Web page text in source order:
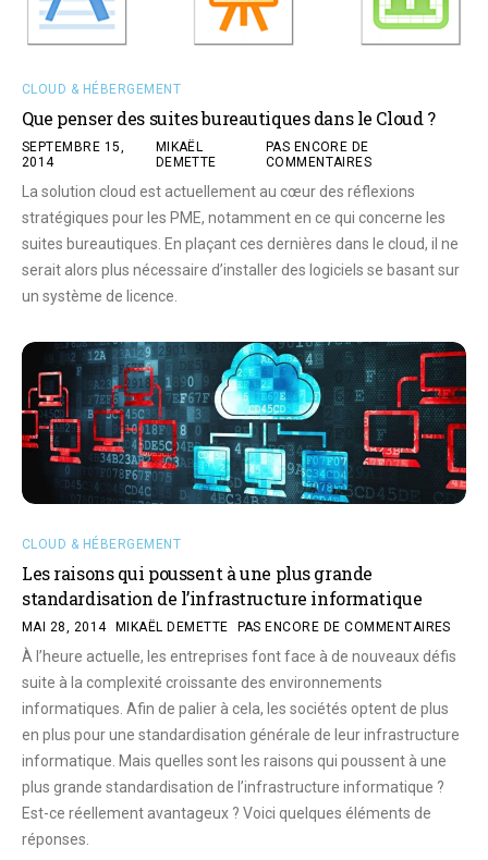
CLOUD & HÉBERGEMENT
Que penser des suites bureautiques dans le Cloud ?
SEPTEMBRE 15,
2014
MIKAËL
DEMETTE
PAS ENCORE DE
COMMENTAIRES
La solution cloud est actuellement au cœur des réflexions
stratégiques pour les PME, notamment en ce qui concerne les
suites bureautiques. En plaçant ces dernières dans le cloud, il ne
serait alors plus nécessaire d’installer des logiciels se basant sur
un système de licence.
CLOUD & HÉBERGEMENT
Les raisons qui poussent à une plus grande
standardisation de l’infrastructure informatique
MAI 28, 2014 MIKAËL DEMETTE PAS ENCORE DE COMMENTAIRES
À l’heure actuelle, les entreprises font face à de nouveaux défis
suite à la complexité croissante des environnements
informatiques. Afin de palier à cela, les sociétés optent de plus
en plus pour une standardisation générale de leur infrastructure
informatique. Mais quelles sont les raisons qui poussent à une
plus grande standardisation de l’infrastructure informatique ?
Est-ce réellement avantageux ? Voici quelques éléments de
réponses.